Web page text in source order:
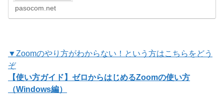
知ってく…
pasocom.net
▼Zoomのやり方がわからない！という方はこちらをどう
ぞ
【使い方ガイド】ゼロからはじめるZoomの使い方
（Windows編）